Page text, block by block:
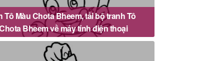
Tô Màu Chota Bheem, tải bộ tranh Tô
Bheem về máy tính điện thoại